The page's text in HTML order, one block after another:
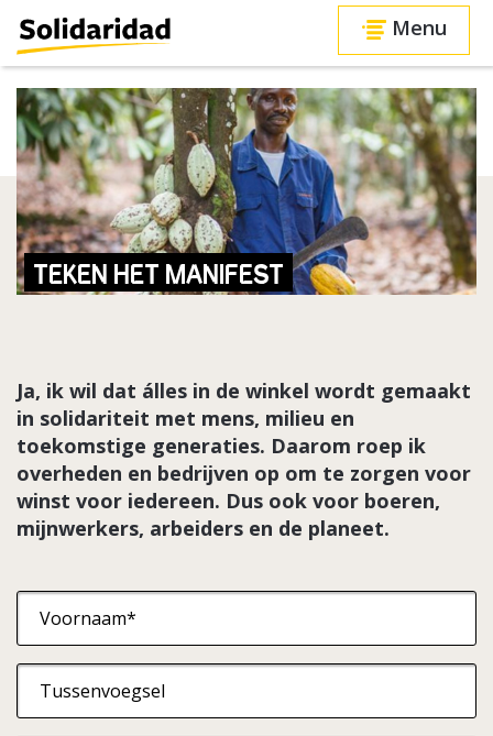
Menu
TEKEN HET MANIFEST
Ja, ik wil dat álles in de winkel wordt gemaakt
in solidariteit met mens, milieu en
toekomstige generaties. Daarom roep ik
overheden en bedrijven op om te zorgen voor
winst voor iedereen. Dus ook voor boeren,
mijnwerkers, arbeiders en de planeet.
Naam *